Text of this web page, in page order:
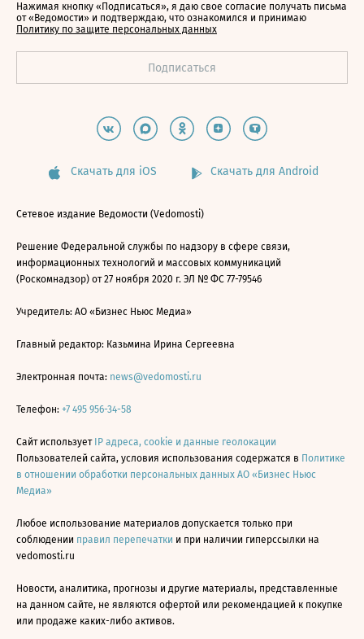
Нажимая кнопку «Подписаться», я даю свое согласие получать письма
от «Ведомости» и подтверждаю, что ознакомился и принимаю
Политику по защите персональных данных
Скачать для iOS Скачать для Android
Сетевое издание Ведомости (Vedomosti)
Решение Федеральной службы по надзору в сфере связи,
информационных технологий и массовых коммуникаций
(Роскомнадзор) от 27 ноября 2020 г. ЭЛ № ФС 77-79546
Учредитель: АО «Бизнес Ньюс Медиа»
Главный редактор: Казьмина Ирина Сергеевна
Электронная почта: news@vedomosti.ru
Телефон: +7 495 956-34-58
Сайт использует IP адреса, cookie и данные геолокации
Пользователей сайта, условия использования содержатся в Политике
в отношении обработки персональных данных АО «Бизнес Ньюс
Медиа»
Любое использование материалов допускается только при
соблюдении правил перепечатки и при наличии гиперссылки на
vedomosti.ru
Новости, аналитика, прогнозы и другие материалы, представленные
на данном сайте, не являются офертой или рекомендацией к покупке
или продаже каких-либо активов.